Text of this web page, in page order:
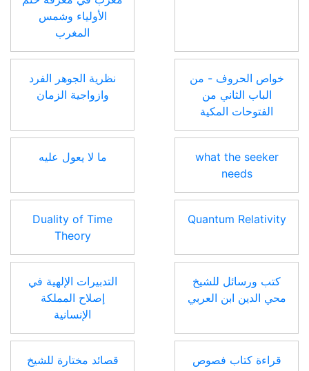
الأولياء وشمس
المغرب
خواص الحروف - من
الباب الثاني من
الفتوحات المكية
نظرية الجوهر الفرد
وازواجية الزمان
what the seeker
needs
ما لا يعول عليه
Quantum Relativity
Duality of Time
Theory
كتب ورسائل للشيخ
محي الدين ابن العربي
التدبيرات الإلهية في
إصلاح المملكة
الإنسانية
قراءة كتاب فصوص
قصائد مختارة للشيخ